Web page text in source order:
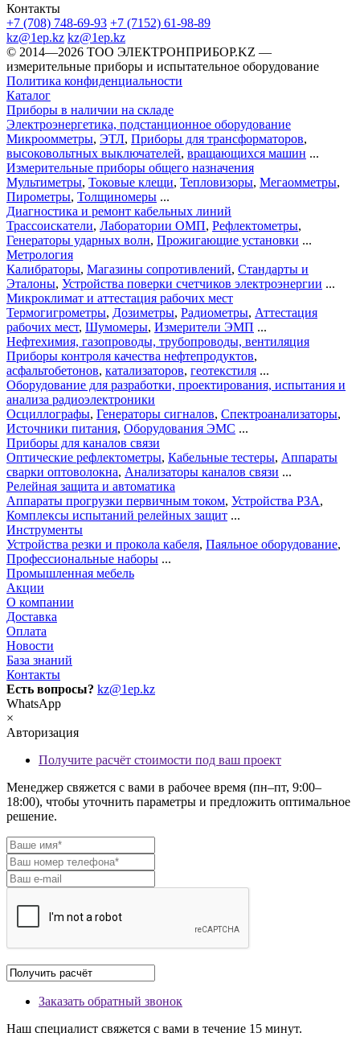
Контакты
+7 (708) 748-69-93 +7 (7152) 61-98-89
kz@1ep.kz kz@1ep.kz
©️ 2014—2026 ТОО ЭЛЕКТРОНПРИБОР.KZ —
измерительные приборы и испытательное оборудование
Политика конфиденциальности
Каталог
Приборы в наличии на складе
Электроэнергетика, подстанционное оборудование
Микроомметры, ЭТЛ, Приборы для трансформаторов,
высоковольтных выключателей, вращающихся машин ...
Измерительные приборы общего назначения
Мультиметры, Токовые клещи, Тепловизоры, Мегаомметры,
Пирометры, Толщиномеры ...
Диагностика и ремонт кабельных линий
Трассоискатели, Лаборатории ОМП, Рефлектометры,
Генераторы ударных волн, Прожигающие установки ...
Метрология
Калибраторы, Магазины сопротивлений, Стандарты и
Эталоны, Устройства поверки счетчиков электроэнергии ...
Микроклимат и аттестация рабочих мест
Термогигрометры, Дозиметры, Радиометры, Аттестация
рабочих мест, Шумомеры, Измерители ЭМП ...
Нефтехимия, газопроводы, трубопроводы, вентиляция
Приборы контроля качества нефтепродуктов,
асфальтобетонов, катализаторов, геотекстиля ...
Оборудование для разработки, проектирования, испытания и
анализа радиоэлектроники
Осциллографы, Генераторы сигналов, Спектроанализаторы,
Источники питания, Оборудования ЭМС ...
Приборы для каналов связи
Оптические рефлектометры, Кабельные тестеры, Аппараты
сварки оптоволокна, Анализаторы каналов связи ...
Релейная защита и автоматика
Аппараты прогрузки первичным током, Устройства РЗА,
Комплексы испытаний релейных защит ...
Инструменты
Устройства резки и прокола кабеля, Паяльное оборудование,
Профессиональные наборы ...
Промышленная мебель
Акции
О компании
Доставка
Оплата
Новости
База знаний
Контакты
Есть вопросы? kz@1ep.kz
WhatsApp
×
Авторизация
Получите расчёт стоимости под ваш проект
Менеджер свяжется с вами в рабочее время (пн–пт, 9:00–
18:00), чтобы уточнить параметры и предложить оптимальное
решение.
Заказать обратный звонок
Наш специалист свяжется с вами в течение 15 минут.